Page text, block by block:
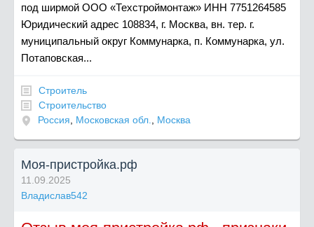
под ширмой ООО «Техстроймонтаж» ИНН 7751264585
Юридический адрес 108834, г. Москва, вн. тер. г.
муниципальный округ Коммунарка, п. Коммунарка, ул.
Потаповская...
Строитель
Строительство
Россия, Московская обл., Москва
Моя-пристройка.рф
11.09.2025
Владислав542